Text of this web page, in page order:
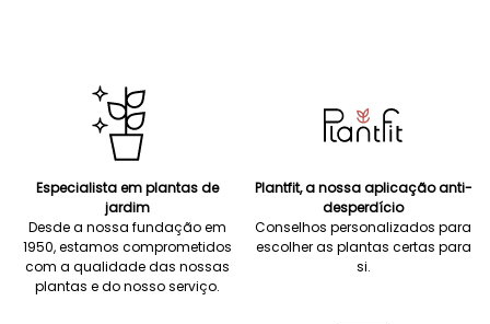
Especialista em plantas de
jardim
Desde a nossa fundação em
1950, estamos comprometidos
com a qualidade das nossas
plantas e do nosso serviço.
Plantfit, a nossa aplicação anti-
desperdício
Conselhos personalizados para
escolher as plantas certas para
si.